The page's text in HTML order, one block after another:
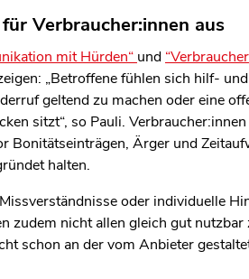
Verbraucher:innen aus
mit Hürden“ und
„Betroffene fühlen sich hilf-
geltend zu machen oder eine
sitzt“, so Pauli.
Bonitätseinträgen, Ärger und
halten.
oder individuelle
zudem nicht allen gleich gut nutzbar
schon an der vom Anbieter